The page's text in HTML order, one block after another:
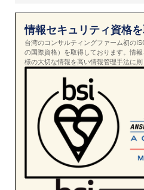
情報セキュリティ資格
台湾のコンサルティングファーム初の
の国際資格）を取得しております。情
様の大切な情報を高い情報管理手法に則